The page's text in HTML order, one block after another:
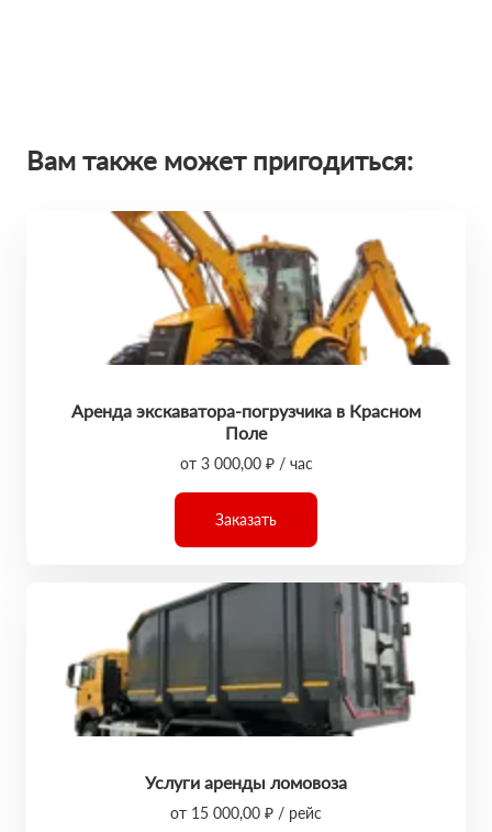
Вам также может пригодиться:
Аренда экскаватора-погрузчика в Красном
Поле
от 3 000,00 ₽ / час
Заказать
Услуги аренды ломовоза
от 15 000,00 ₽ / рейс